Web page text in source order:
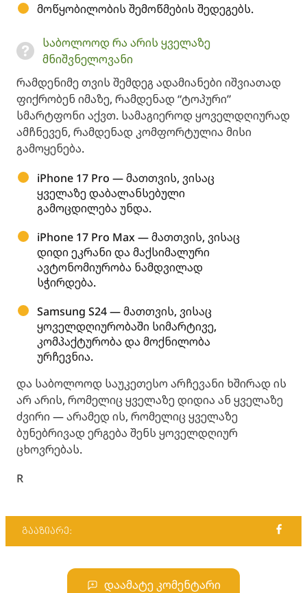
მოწყობილობის შემოწმების შედეგებს.
საბოლოოდ რა არის ყველაზე
მნიშვნელოვანი
რამდენიმე თვის შემდეგ ადამიანები იშვიათად
ფიქრობენ იმაზე, რამდენად “ტოპური”
სმარტფონი აქვთ. სამაგიეროდ ყოველდღიურად
ამჩნევენ, რამდენად კომფორტულია მისი
გამოყენება.
iPhone 17 Pro — მათთვის, ვისაც
ყველაზე დაბალანსებული
გამოცდილება უნდა.
iPhone 17 Pro Max — მათთვის, ვისაც
დიდი ეკრანი და მაქსიმალური
ავტონომიურობა ნამდვილად
სჭირდება.
Samsung S24 — მათთვის, ვისაც
ყოველდღიურობაში სიმარტივე,
კომპაქტურობა და მოქნილობა
ურჩევნია.
და საბოლოოდ საუკეთესო არჩევანი ხშირად ის
არ არის, რომელიც ყველაზე დიდია ან ყველაზე
ძვირი — არამედ ის, რომელიც ყველაზე
ბუნებრივად ერგება შენს ყოველდღიურ
ცხოვრებას.
R
გააზიარე:
დაამატე კომენტარი